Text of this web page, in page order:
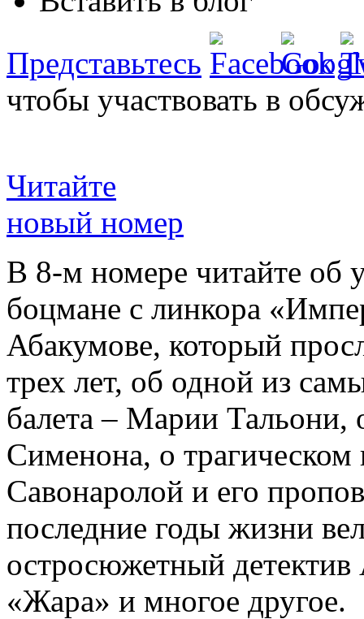
Представьтесь
чтобы участвовать в
Читайте
новый номер
В 8-м номере читайте об
боцмане с линкора
Абакумове, который
трех лет, об одной из
балета – Марии
Сименона, о трагическом
Савонаролой и его
последние годы жизни
остросюжетный детектив
«Жара» и многое другое.